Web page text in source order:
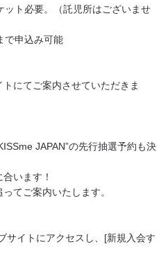
ト必要。（託児所はございませ
4枚まで申込み可能
にてご案内させていただきま
JAPAN”の先行抽選予約も決
います！
てご案内いたします。
サイトにアクセスし、[新規入会す